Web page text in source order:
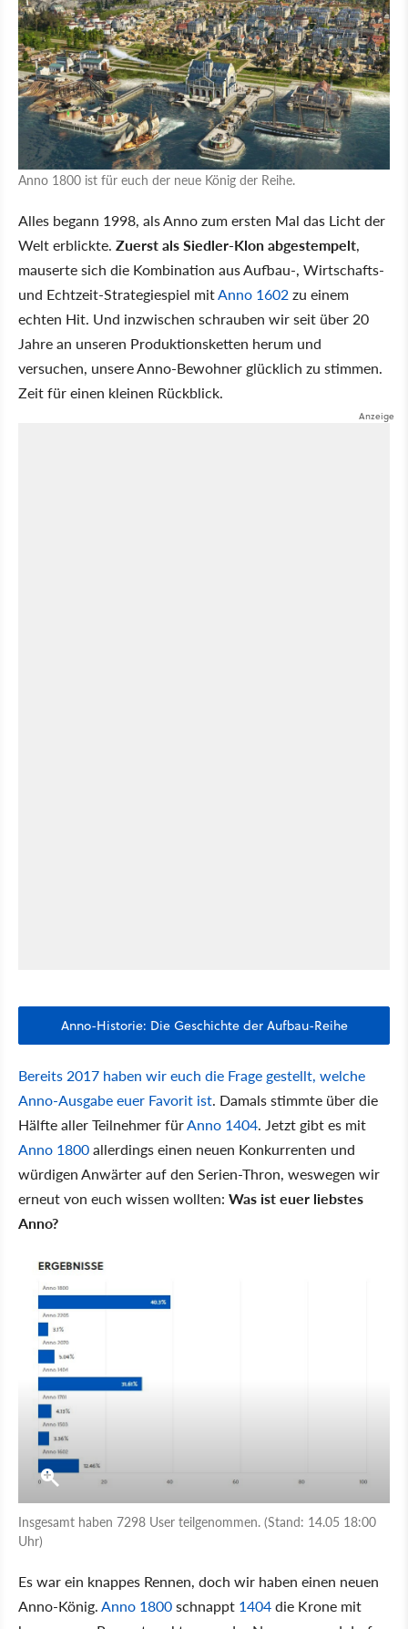
Anno 1800 ist für euch der neue König der Reihe.
Alles begann 1998, als Anno zum ersten Mal das Licht der
Welt erblickte. Zuerst als Siedler-Klon abgestempelt,
mauserte sich die Kombination aus Aufbau-, Wirtschafts-
und Echtzeit-Strategiespiel mitAnno 1602zu einem
echten Hit. Und inzwischen schrauben wir seit über 20
Jahre an unseren Produktionsketten herum und
versuchen, unsere Anno-Bewohner glücklich zu stimmen.
Zeit für einen kleinen Rückblick.
Anno-Historie: Die Geschichte der Aufbau-Reihe
Bereits 2017 haben wir euch die Frage gestellt, welche
Anno-Ausgabe euer Favorit ist. Damals stimmte über die
Hälfte aller Teilnehmer fürAnno 1404. Jetzt gibt es mit
Anno 1800allerdings einen neuen Konkurrenten und
würdigen Anwärter auf den Serien-Thron, weswegen wir
erneut von euch wissen wollten: Was ist euer liebstes
Anno?
Insgesamt haben 7298 User teilgenommen. (Stand: 14.05 18:00
Uhr)
Es war ein knappes Rennen, doch wir haben einen neuen
Anno-König.Anno 1800schnappt 1404die Krone mit